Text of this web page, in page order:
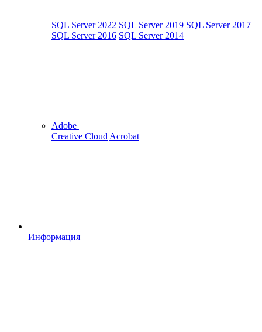
SQL Server 2022 SQL Server 2019 SQL Server 2017
SQL Server 2016 SQL Server 2014
Adobe
Creative Cloud Acrobat
Информация